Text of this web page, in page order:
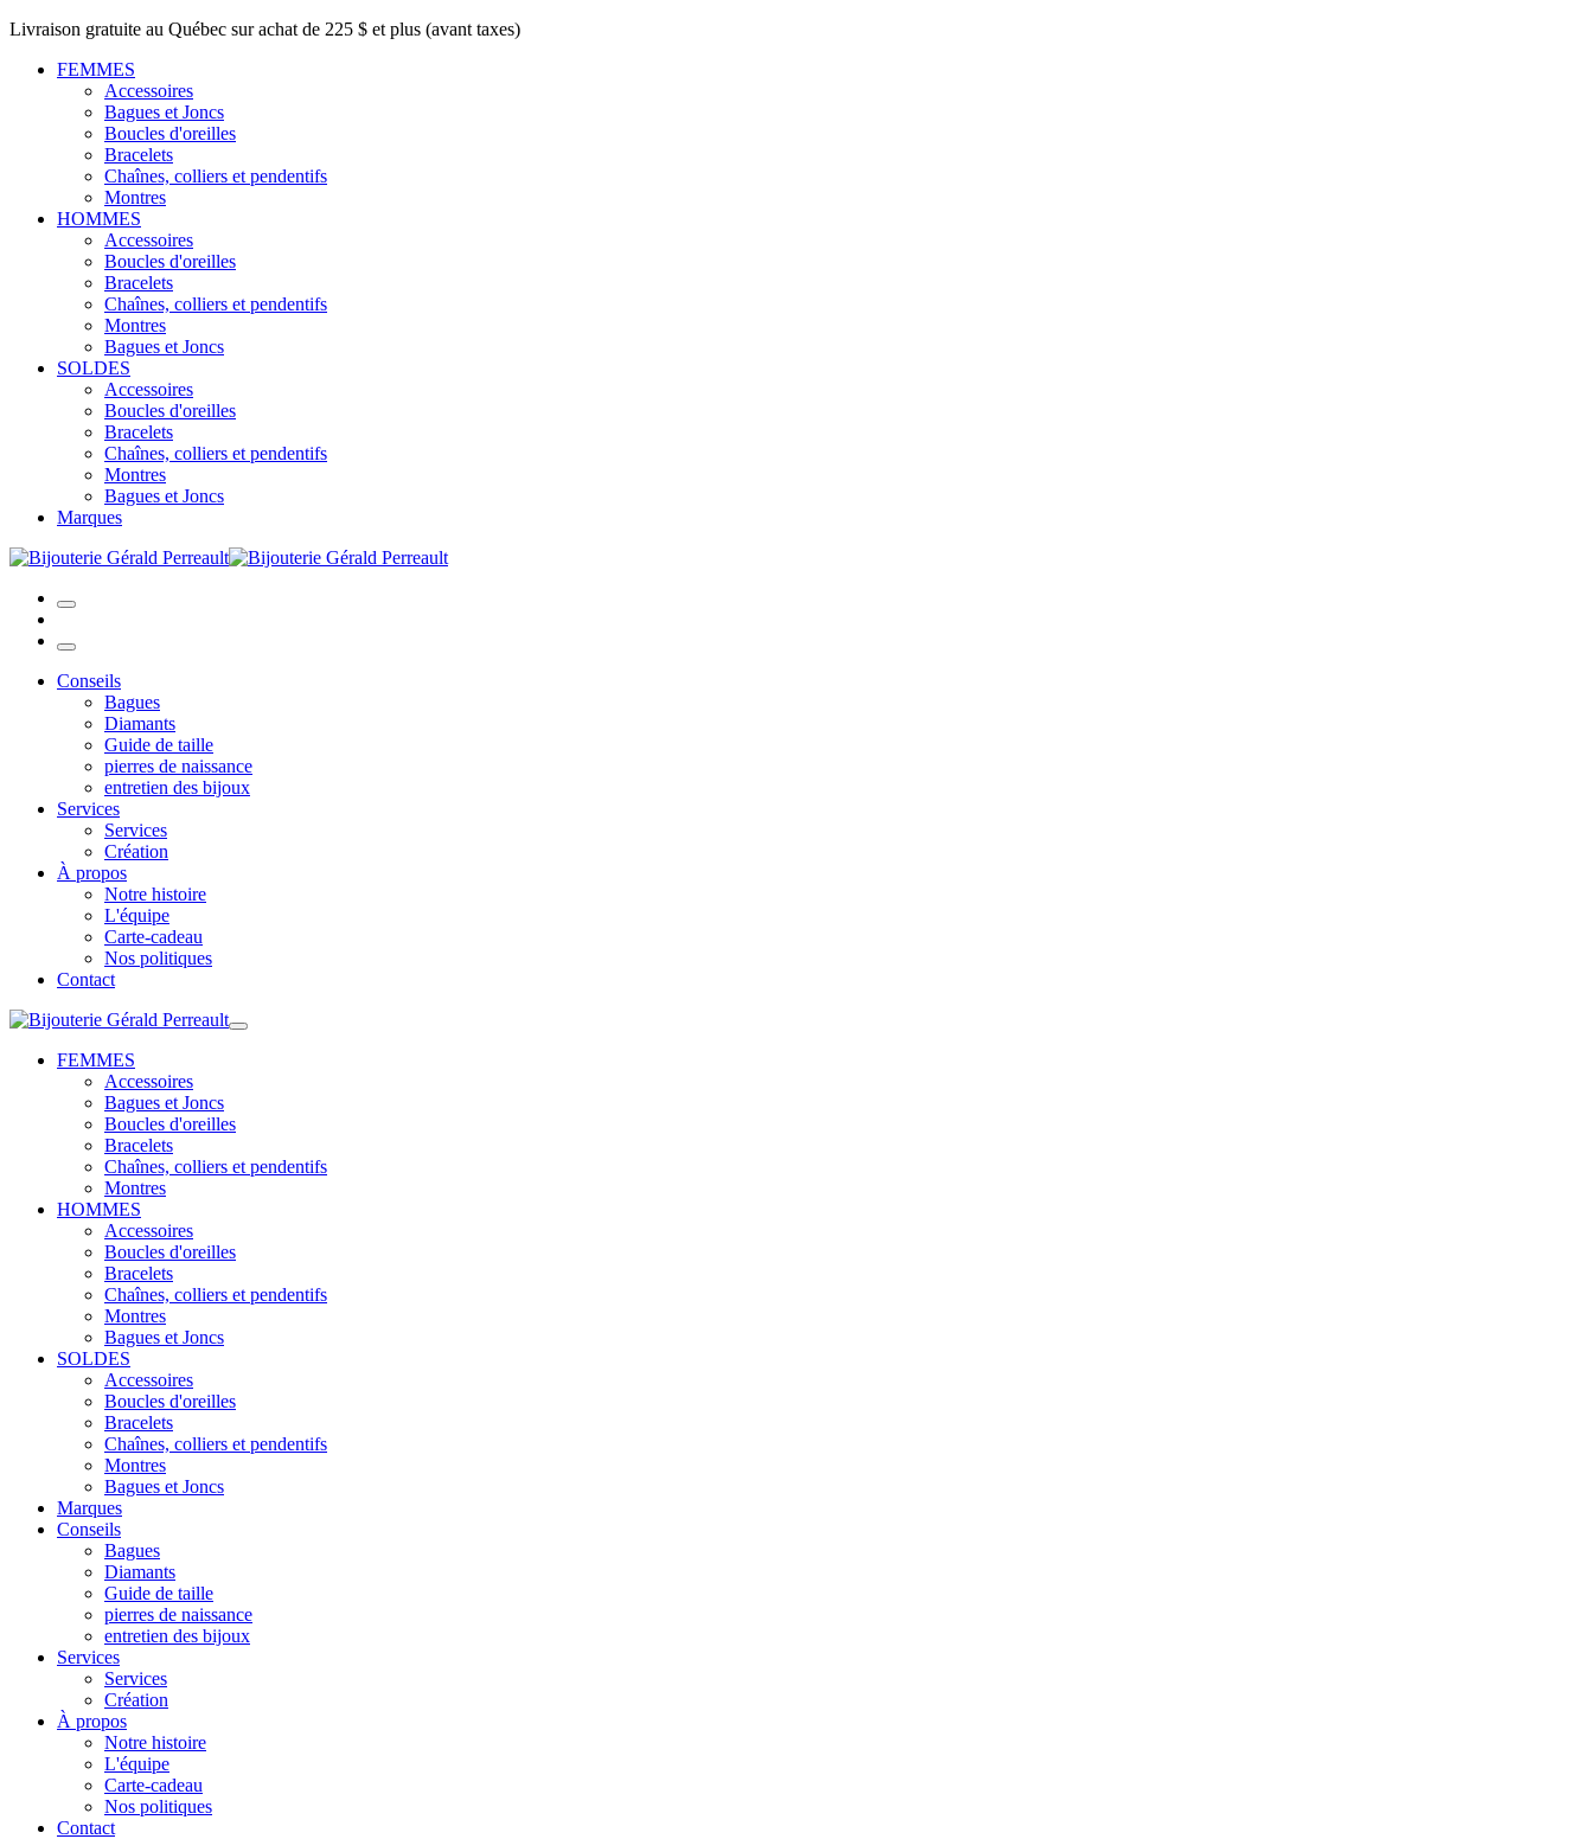
Livraison gratuite au Québec sur achat de 225 $ et plus (avant taxes)
FEMMES
Accessoires
Bagues et Joncs
Boucles d'oreilles
Bracelets
Chaînes, colliers et pendentifs
Montres
HOMMES
Accessoires
Boucles d'oreilles
Bracelets
Chaînes, colliers et pendentifs
Montres
Bagues et Joncs
SOLDES
Accessoires
Boucles d'oreilles
Bracelets
Chaînes, colliers et pendentifs
Montres
Bagues et Joncs
Marques
Conseils
Bagues
Diamants
Guide de taille
pierres de naissance
entretien des bijoux
Services
Services
Création
À propos
Notre histoire
L'équipe
Carte-cadeau
Nos politiques
Contact
FEMMES
Accessoires
Bagues et Joncs
Boucles d'oreilles
Bracelets
Chaînes, colliers et pendentifs
Montres
HOMMES
Accessoires
Boucles d'oreilles
Bracelets
Chaînes, colliers et pendentifs
Montres
Bagues et Joncs
SOLDES
Accessoires
Boucles d'oreilles
Bracelets
Chaînes, colliers et pendentifs
Montres
Bagues et Joncs
Marques
Conseils
Bagues
Diamants
Guide de taille
pierres de naissance
entretien des bijoux
Services
Services
Création
À propos
Notre histoire
L'équipe
Carte-cadeau
Nos politiques
Contact